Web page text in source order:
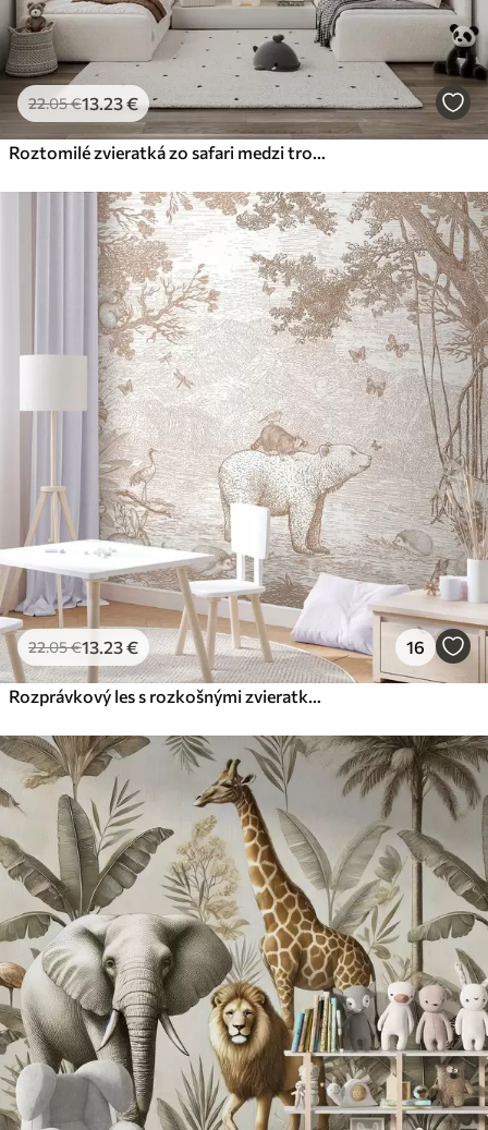
22.05€13.23€
22.05€13 .23€ 16